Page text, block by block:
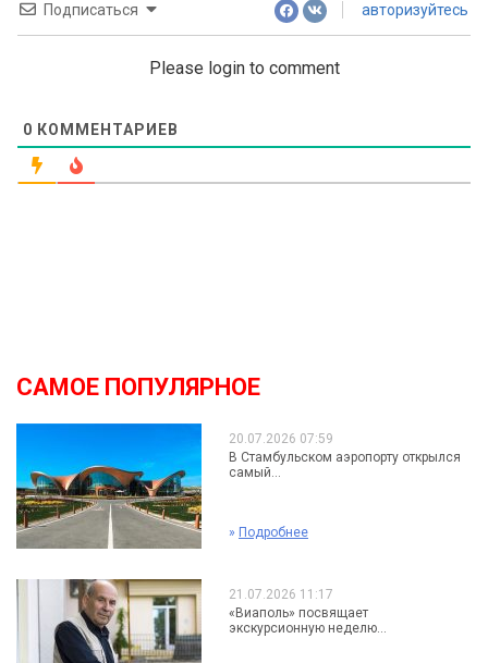
Подписаться авторизуйтесь
Please login to comment
0 КОММЕНТАРИЕВ
САМОЕ ПОПУЛЯРНОЕ
20.07.2026 07:59
В Стамбульском аэропорту открылся
самый...
» Подробнее
21.07.2026 11:17
«Виаполь» посвящает
экскурсионную неделю...